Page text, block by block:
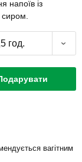
напоїв із
сиром.
год.
вагітним